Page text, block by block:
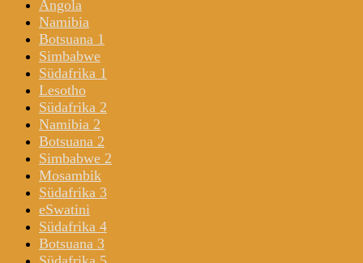
Angola
Namibia
Botsuana 1
Simbabwe
Südafrika 1
Lesotho
Südafrika 2
Namibia 2
Botsuana 2
Simbabwe 2
Mosambik
Südafrika 3
eSwatini
Südafrika 4
Botsuana 3